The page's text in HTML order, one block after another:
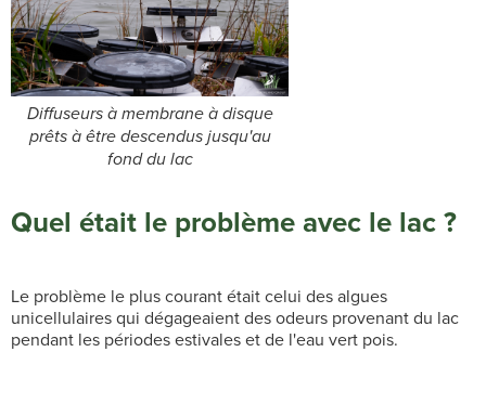
Diffuseurs à membrane à disque
prêts à être descendus jusqu'au
fond du lac
Quel était le problème avec le lac ?
Le problème le plus courant était celui des algues
unicellulaires qui dégageaient des odeurs provenant du lac
pendant les périodes estivales et de l'eau vert pois.